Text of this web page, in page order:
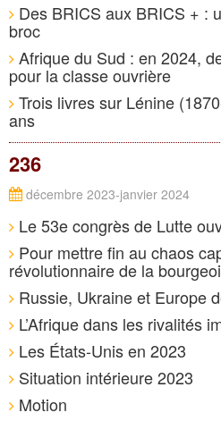
Des BRICS aux BRICS + :
broc
Afrique du Sud : en 2024,
pour la classe ouvrière
Trois livres sur Lénine
ans
236
décembre 2023-janvier 2024
Le 53e congrès de Lutte
Pour mettre fin au chaos
révolutionnaire de la
Russie, Ukraine et Europe
L’Afrique dans les rivalités
Les États-Unis en 2023
Situation intérieure 2023
Motion